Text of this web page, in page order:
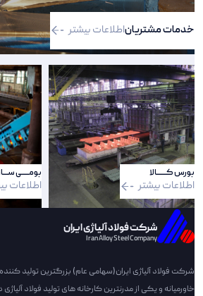
خدمات مشتریاناطلاعات بیشتر
بورس کـــــــالا
اطلاعات بیشتر
بومـــــی
اطلاعات
شرکت فولاد آلیاژی ایران
Iran Alloy Steel Company
شرکت فولاد آلیاژی ایران(سهامی عام) بزرگترین تولید کننده